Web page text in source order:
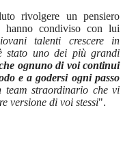
rivolgere un pensiero
hanno condiviso con lui
talenti crescere in
stato uno dei più grandi
ognuno di voi continui
e a godersi ogni passo
team straordinario che vi
versione di voi stessi".